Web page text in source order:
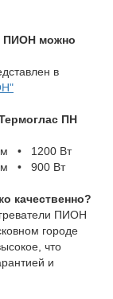
ПИОН можно
в
ПН
• 1200 Вт
• 900 Вт
качественно?
ПИОН
городе
что
и